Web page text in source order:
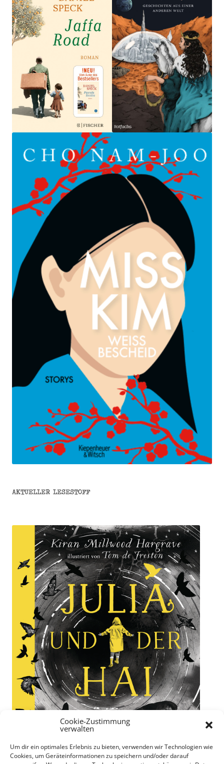
Cookie-Zustimmung
verwalten
Um dir ein optimales Erlebnis zu bieten, verwenden wir Technologien wie
Cookies, um Geräteinformationen zu speichern und/oder darauf
AKTUELLER LESESTOFF